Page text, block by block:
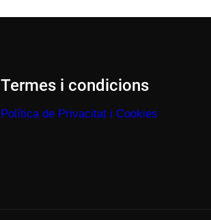
Termes i condicions
Política de Privacitat i Cookies